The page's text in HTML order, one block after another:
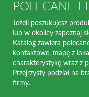
POLECANE
Jeżeli poszukujesz
lub w okolicy zapoznaj
Katalog zawiera
kontaktowe, mapę z
charakterystykę wraz z
Przejrzysty podział na
firmy.